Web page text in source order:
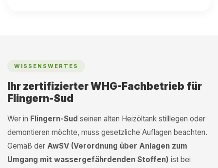
WISSENSWERTES
Ihr zertifizierter WHG-Fachbetrieb für
Flingern-Sud
Wer in Flingern-Sud seinen alten Heizöltank stilllegen oder
demontieren möchte, muss gesetzliche Auflagen beachten.
Gemäß der AwSV (Verordnung über Anlagen zum
Umgang mit wassergefährdenden Stoffen) ist bei